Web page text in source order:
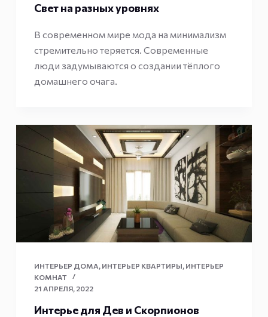
Свет на разных уровнях
В современном мире мода на минимализм
стремительно теряется. Современные
люди задумываются о создании тёплого
домашнего очага.
ИНТЕРЬЕР ДОМА ИНТЕРЬЕР КВАРТИРЫ ИНТЕРЬЕР
КОМНАТ
21 АПРЕЛЯ, 2022
Интерье для Дев и Скорпионов